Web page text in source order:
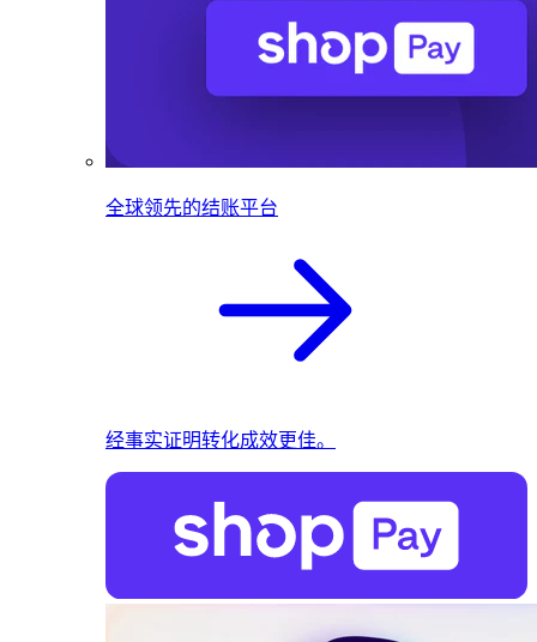
全球领先的结账平台
经事实证明转化成效更佳。